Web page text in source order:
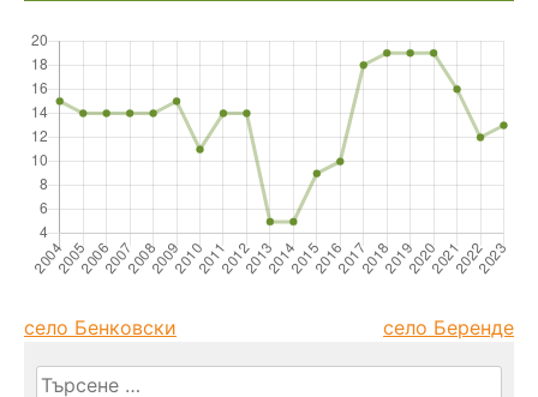
село Бенковски село Беренде
Търсене